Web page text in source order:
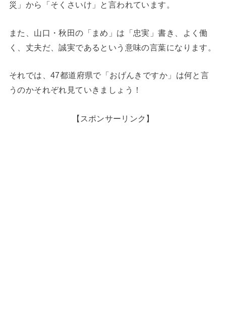
災」から「そくさいけ」と言われています。
また、山口・秋田の「まめ」は「忠実」書き、よく働
く、丈夫だ、誠実であるという意味の言葉になります。
それでは、47都道府県で「おげんきですか」は何と言
うのかそれぞれ見ていきましょう！
【スポンサーリンク】